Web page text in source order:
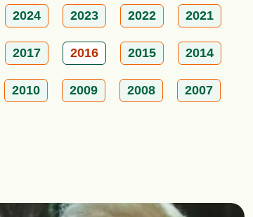
2024 2023 2022 2021
2017 2016 2015 2014
2010 2009 2008 2007